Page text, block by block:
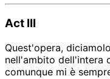
Act III
Quest'opera,
nell'ambito dell'intera
comunque mi è